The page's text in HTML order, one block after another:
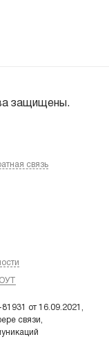
защищены.
связь
от 16.09.2021,
связи,